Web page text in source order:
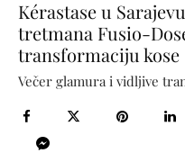
Kérastase u
tretmana Fusio-
transformaciju kose
Večer glamura i vidljive